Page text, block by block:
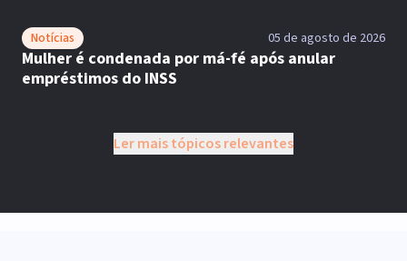
Notícias 05 de agosto de 2026
Mulher é condenada por má-fé após anular
empréstimos do INSS
Ler mais tópicos relevantes